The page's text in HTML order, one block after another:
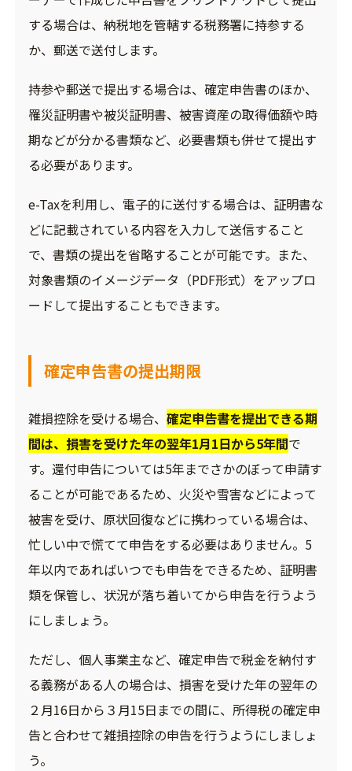
する場合は、納税地を管轄する税務署に持参する
か、郵送で送付します。
持参や郵送で提出する場合は、確定申告書のほか、
罹災証明書や被災証明書、被害資産の取得価額や時
期などが分かる書類など、必要書類も併せて提出す
る必要があります。
e-Taxを利用し、電子的に送付する場合は、証明書な
どに記載されている内容を入力して送信すること
で、書類の提出を省略することが可能です。また、
対象書類のイメージデータ（PDF形式）をアップロ
ードして提出することもできます。
確定申告書の提出期限
雑損控除を受ける場合、 確定申告書を提出できる期
間は、損害を受けた年の翌年1月1日から5年間で
す。還付申告については5年までさかのぼって申請す
ることが可能であるため、火災や雪害などによって
被害を受け、原状回復などに携わっている場合は、
忙しい中で慌てて申告をする必要はありません。5
年以内であればいつでも申告をできるため、証明書
類を保管し、状況が落ち着いてから申告を行うよう
にしましょう。
ただし、個人事業主など、確定申告で税金を納付す
る義務がある人の場合は、損害を受けた年の翌年の
２月16日から３月15日までの間に、所得税の確定申
告と合わせて雑損控除の申告を行うようにしましょ
う。